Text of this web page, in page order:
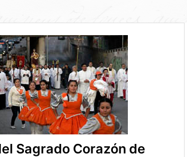
Sagrado Corazón de